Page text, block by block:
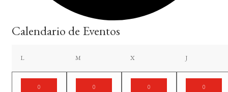
Calendario de Eventos
Llunes Mmartes Xmiércoles Jjueves
0
0
0
0